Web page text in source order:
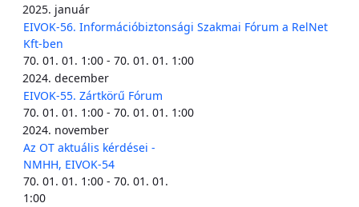
2025. január
EIVOK-56. Információbiztonsági Szakmai Fórum a RelNet
Kft-ben
70. 01. 01. 1:00 - 70. 01. 01. 1:00
2024. december
EIVOK-55. Zártkörű Fórum
70. 01. 01. 1:00 - 70. 01. 01. 1:00
2024. november
Az OT aktuális kérdései -
NMHH, EIVOK-54
70. 01. 01. 1:00 - 70. 01. 01.
1:00